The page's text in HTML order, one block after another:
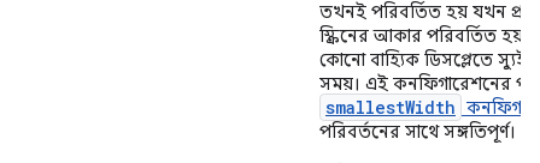
তখনই পরিবর্তিত হয় যখন
স্ক্রিনের আকার পরিবর্তিত হয়,
কোনো বাহ্যিক ডিসপ্লেতে
সময়। এই কনফিগারেশনের
smallestWidth
পরিবর্তনের সাথে সঙ্গতিপূর্ণ।